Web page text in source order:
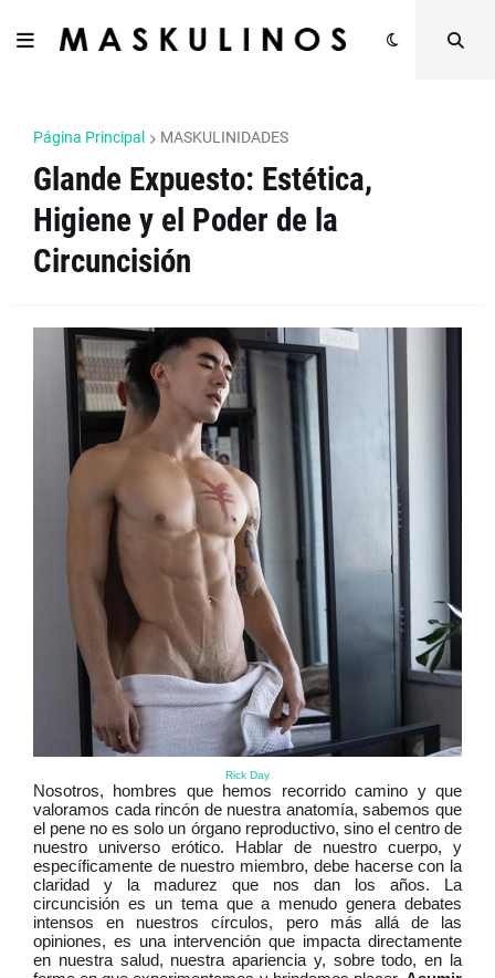
Página Principal MASKULINIDADES
Glande Expuesto: Estética,
Higiene y el Poder de la
Circuncisión
Rick Day
Nosotros, hombres que hemos recorrido camino y que
valoramos cada rincón de nuestra anatomía, sabemos que
el pene no es solo un órgano reproductivo, sino el centro de
nuestro universo erótico. Hablar de nuestro cuerpo, y
específicamente de nuestro miembro, debe hacerse con la
claridad y la madurez que nos dan los años. La
circuncisión es un tema que a menudo genera debates
intensos en nuestros círculos, pero más allá de las
opiniones, es una intervención que impacta directamente
en nuestra salud, nuestra apariencia y, sobre todo, en la